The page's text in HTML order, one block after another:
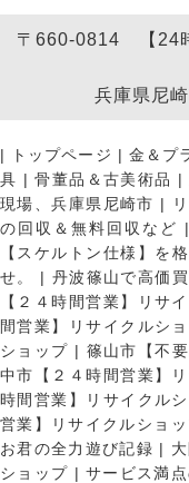
〒660-0814 【24
兵庫県尼
| トップページ | 金＆プ
具 |骨董品＆古美術品 |
現場、兵庫県尼崎市 |
の回収＆無料回収など |
【スケルトン仕様】を
せ。
| 丹波篠山で高価
【２４時間営業】リサ
間営業】リサイクルシ
ショップ | 篠山市【不
中市【２４時間営業】
時間営業】リサイクルシ
営業】リサイクルショ
お君の全力遊び記録 |
ショップ |サービス満